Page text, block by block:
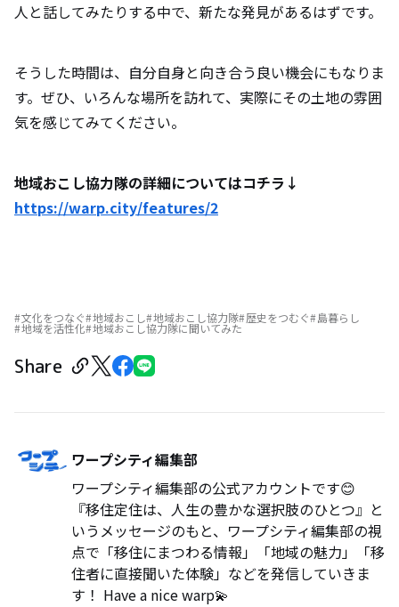
人と話してみたりする中で、新たな発見があるはずです。
そうした時間は、自分自身と向き合う良い機会にもなりま
す。ぜひ、いろんな場所を訪れて、実際にその土地の雰囲
気を感じてみてください。
地域おこし協力隊の詳細についてはコチラ↓
https://warp.city/features/2
文化をつなぐ 地域おこし 地域おこし協力隊 歴史をつむぐ 島暮らし
地域を活性化 地域おこし協力隊に聞いてみた
Share
ワープシティ編集部
ワープシティ編集部の公式アカウントです😊
『移住定住は、人生の豊かな選択肢のひとつ』と
いうメッセージのもと、ワープシティ編集部の視
点で「移住にまつわる情報」「地域の魅力」「移
住者に直接聞いた体験」などを発信していきま
す！ Have a nice warp💫